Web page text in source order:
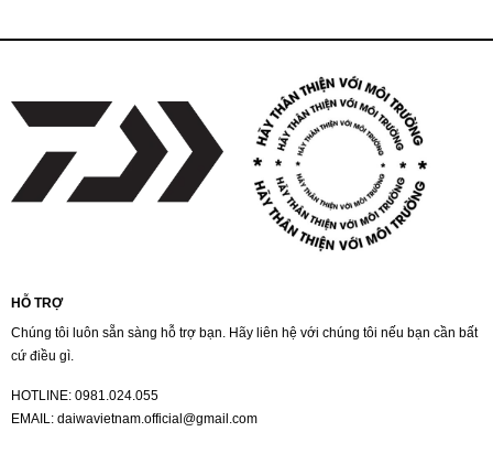
HỖ TRỢ
Chúng tôi luôn sẵn sàng hỗ trợ bạn. Hãy liên hệ với chúng tôi nếu bạn cần bất
cứ điều gì.
HOTLINE: 0981.024.055
EMAIL: daiwavietnam.official@gmail.com